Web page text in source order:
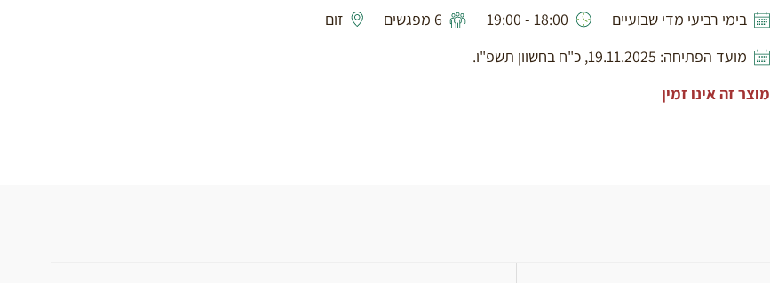
בימי רביעי מדי שבועיים
18:00 - 19:00 6 מפגשים
זום
מועד הפתיחה: 19.11.2025, כ"ח בחשוון תשפ"ו.
מוצר זה אינו זמין